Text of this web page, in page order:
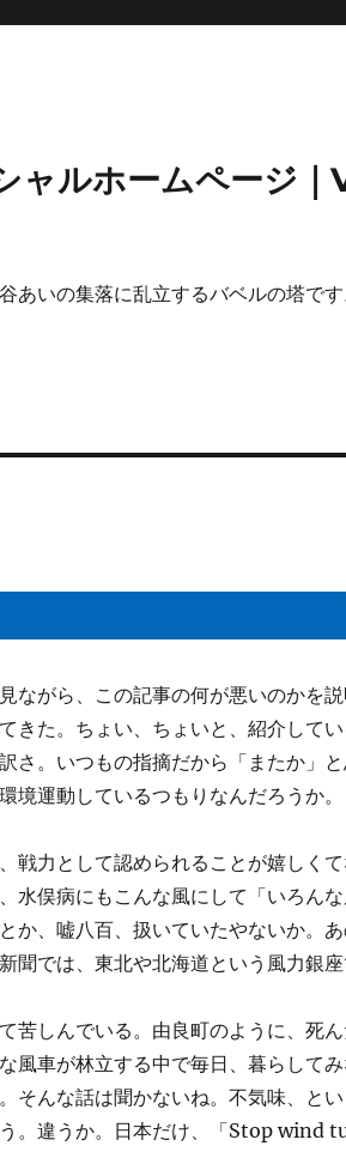
ャルホームページ｜
あいの集落に乱立するバベルの塔です
ながら、この記事の何が悪いのかを
きた。ちょい、ちょいと、紹介して
さ。いつもの指摘だから「またか」
境運動しているつもりなんだろうか。
戦力として認められることが嬉しく
水俣病にもこんな風にして「いろん
か、嘘八百、扱いていたやないか。
聞では、東北や北海道という風力銀座
苦しんでいる。由良町のように、
風車が林立する中で毎日、暮らして
そんな話は聞かないね。不気味、と
。違うか。日本だけ、「Stop wind